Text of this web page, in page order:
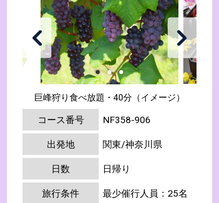
巨峰狩り食べ放題・40分（イメージ）
コース番号 NF358-906
出発地 関東/神奈川県
日数 日帰り
旅行条件
最少催行人員：25名